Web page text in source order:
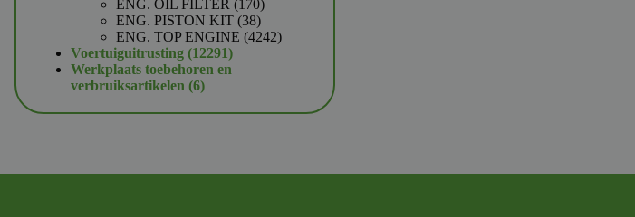
producten
ENG. OIL FILTER 170170
producten
ENG. PISTON KIT 3838
producten
ENG. TOP ENGINE 42424242
Voertuiguitrusting 1229112291
producten
Werkplaats toebehoren en
verbruiksartikelen 66